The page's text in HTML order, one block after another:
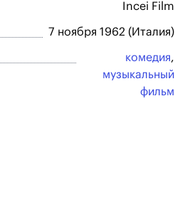
Incei Film
7 ноября 1962 (Италия)
комедия,
музыкальный
фильм